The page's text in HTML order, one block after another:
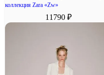
коллекция Zara «Zw»
11790 ₽